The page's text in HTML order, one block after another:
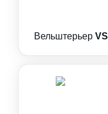
Вельштерьер VS